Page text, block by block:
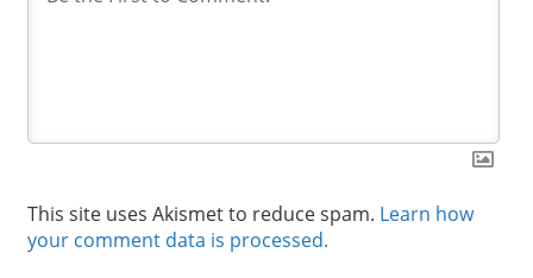
This site uses Akismet to reduce spam. Learn how
your comment data is processed.